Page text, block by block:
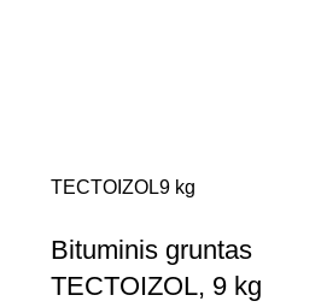
TECTOIZOL9 kg
Bituminis gruntas
TECTOIZOL, 9 kg